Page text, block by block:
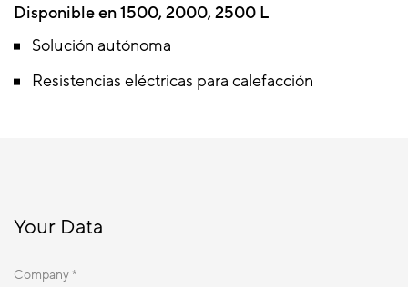
Disponible en 1500, 2000, 2500 L
Solución autónoma
Resistencias eléctricas para calefacción
Your Data
Company *